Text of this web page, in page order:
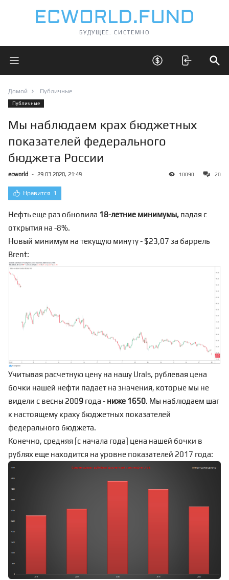
БУДУЩЕЕ. СИСТЕМНО
Открыть главное меню Открыть скрытые
Домой Публичные
Публичные
Мы наблюдаем крах бюджетных
показателей федерального
бюджета России
ecworld - 29.03.2020, 21:49 10090 20
Нравится 1
Нефть еще раз обновила 18-летние минимумы, падая с
открытия на -8%.
Новый минимум на текущую минуту - $23,07 за баррель
Brent:
Учитывая расчетную цену на нашу Urals, рублевая цена
бочки нашей нефти падает на значения, которые мы не
видели с весны 2009 года - ниже 1650. Мы наблюдаем шаг
к настоящему краху бюджетных показателей
федерального бюджета.
Конечно, средняя [с начала года] цена нашей бочки в
рублях еще находится на уровне показателей 2017 года: